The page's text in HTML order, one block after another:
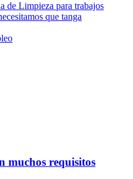
de Limpieza para trabajos
que tanga
muchos requisitos